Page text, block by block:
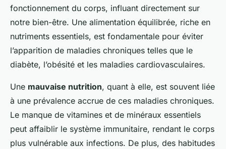
fonctionnement du corps, influant directement sur
notre bien-être. Une alimentation équilibrée, riche en
nutriments essentiels, est fondamentale pour éviter
l’apparition de maladies chroniques telles que le
diabète, l’obésité et les maladies cardiovasculaires.
Une mauvaise nutrition, quant à elle, est souvent liée
à une prévalence accrue de ces maladies chroniques.
Le manque de vitamines et de minéraux essentiels
peut affaiblir le système immunitaire, rendant le corps
plus vulnérable aux infections. De plus, des habitudes